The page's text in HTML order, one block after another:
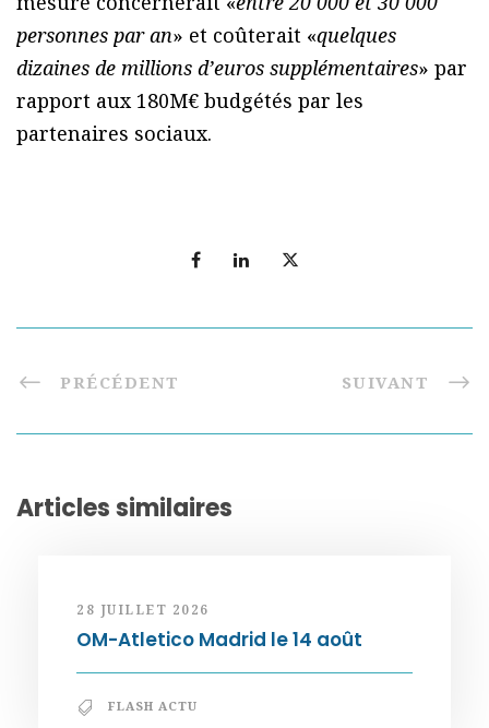
personnes par an» et coûterait «quelques
dizaines de millions d’euros supplémentaires» par
rapport aux 180M€ budgétés par les
partenaires sociaux.
PRÉCÉDENT SUIVANT
Articles similaires
28 JUILLET 2026
OM-Atletico Madrid le 14 août
FLASH ACTU